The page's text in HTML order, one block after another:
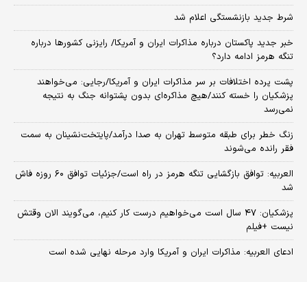
شرط جدید بازنشستگی اعلام شد
خبر جدید پاکستان درباره مذاکرات ایران و آمریکا/ رایزنی کشورها درباره
تنگه هرمز ادامه دارد؟
پشت پرده اختلافات بر سر مذاکرات ایران و آمریکا/رجایی: می‌خواهند
پزشکیان را خسته کنند/هیچ مذاکره‌ای بدون پشتوانه جنگ به نتیجه
نمی‌رسد
زنگ خطر برای طبقه متوسط تهران به صدا درآمد/پایتخت‌نشینان به سمت
فقر رانده می‌شوند
العربیه: توافق بازگشایی تنگه هرمز در راه است/جزئیات توافق ۶۰ روزه فاش
شد
پزشکیان: ۴۷ سال است می‌خواهیم درست کار کنیم، می‌گویند الان وقتش
نیست +فیلم
ادعای العربیه: مذاکرات ایران و آمریکا وارد مرحله نهایی شده است